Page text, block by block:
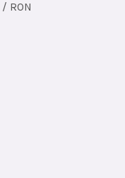
/ RON